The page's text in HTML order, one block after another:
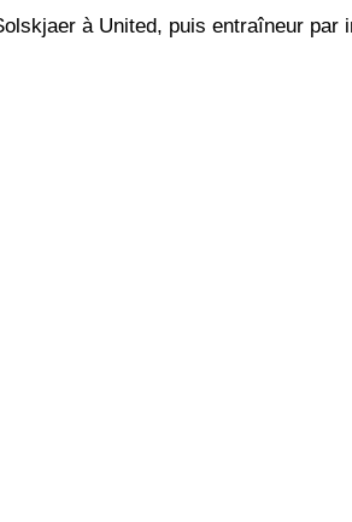
à United, puis entraîneur